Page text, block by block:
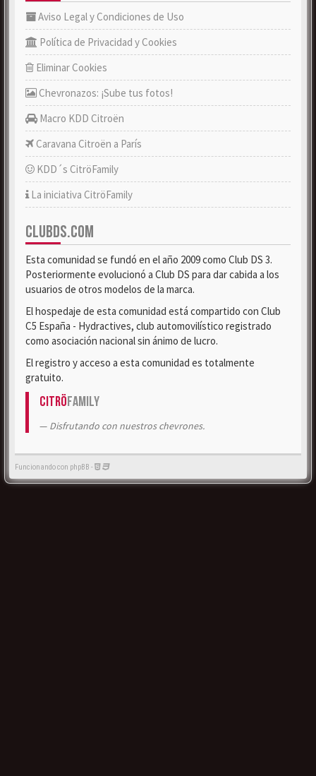
Aviso Legal y Condiciones de Uso
Política de Privacidad y Cookies
Eliminar Cookies
Chevronazos: ¡Sube tus fotos!
Macro KDD Citroën
Caravana Citroën a París
KDD´s CitröFamily
La iniciativa CitröFamily
CLUBDS.COM
Esta comunidad se fundó en el año 2009 como Club DS 3.
Posteriormente evolucionó a Club DS para dar cabida a los
usuarios de otros modelos de la marca.
El hospedaje de esta comunidad está compartido con Club
C5 España - Hydractives, club automovilístico registrado
como asociación nacional sin ánimo de lucro.
El registro y acceso a esta comunidad es totalmente
gratuito.
CitröFamily
Disfrutando con nuestros chevrones.
Funcionando con phpBB -